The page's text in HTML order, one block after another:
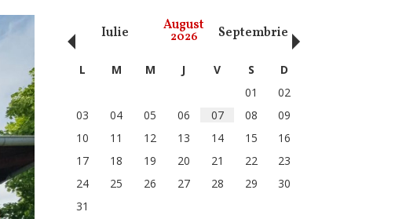
Iulie August
2026 Septembrie Octombrie
‹ L M M J V S
D
01
02
03
04 05 06 07 08
09
10
11 12 13 14 15
16
17
18 19 20 21 22
23
24
25 26 27 28 29
30
31